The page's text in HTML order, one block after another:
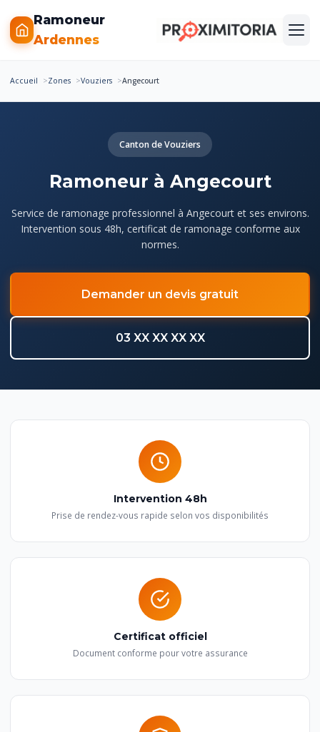
Ramoneur
Ardennes
Accueil Zones Vouziers Angecourt
Canton de Vouziers
Ramoneur à Angecourt
Service de ramonage professionnel à Angecourt et ses environs.
Intervention sous 48h, certificat de ramonage conforme aux
normes.
Demander un devis gratuit
03 XX XX XX XX
Intervention 48h
Prise de rendez-vous rapide selon vos disponibilités
Certificat officiel
Document conforme pour votre assurance